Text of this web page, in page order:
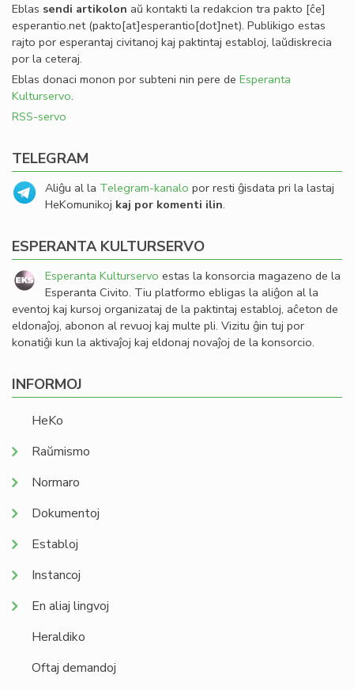
Eblas sendi artikolon aŭ kontakti la redakcion tra pakto [ĉe]
esperantio.net(pakto[at]esperantio[dot]net). Publikigo estas
rajto por esperantaj civitanoj kaj paktintaj establoj, laŭdiskrecia
por la ceteraj.
Eblas donaci monon por subteni nin pere de Esperanta
Kulturservo.
RSS-servo
TELEGRAM
Aliĝu al la Telegram-kanalo por resti ĝisdata pri la lastaj
HeKomunikoj kaj por komenti ilin.
ESPERANTA KULTURSERVO
Esperanta Kulturservo estas la konsorcia magazeno de la
Esperanta Civito. Tiu platformo ebligas la aliĝon al la
eventoj kaj kursoj organizataj de la paktintaj establoj, aĉeton de
eldonaĵoj, abonon al revuoj kaj multe pli. Vizitu ĝin tuj por
konatiĝi kun la aktivaĵoj kaj eldonaj novaĵoj de la konsorcio.
INFORMOJ
HeKo
Raŭmismo
Normaro
Dokumentoj
Establoj
Instancoj
En aliaj lingvoj
Heraldiko
Oftaj demandoj